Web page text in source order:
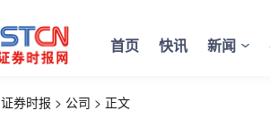
首页 快讯 新闻
证券时报 > 公司 > 正文